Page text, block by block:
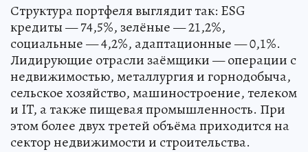
Структура портфеля выглядит так: ESG
кредиты — 74,5%, зелёные — 21,2%,
социальные — 4,2%, адаптационные — 0,1%.
Лидирующие отрасли заёмщики — операции с
недвижимостью, металлургия и горнодобыча,
сельское хозяйство, машиностроение, телеком
и IT, а также пищевая промышленность. При
этом более двух третей объёма приходится на
сектор недвижимости и строительства.